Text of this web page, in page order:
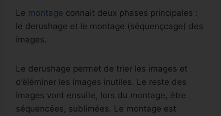
Le montage connait deux phases principales :
le derushage et le montage (séquençcage) des
images.
Le derushage permet de trier les images et
d’éléminer les images inutiles. Le reste des
images vont ensuite, lors du montage, être
séquencées, sublimées. Le montage est